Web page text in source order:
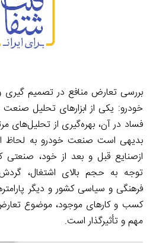
بررسی تعارض منافع در تصمیم
خودرو: یکی از ابزارهای تحلیل
فساد در آن، بهره‌گیری از تحلیل‌های
بدیهی است صنعت خودرو به لحاظ
ازصنایع قبل و بعد از خود،
توجه به حجم بالای اشتغال،
فرهنگی و سیاسی کشور و دیگر
کسب و کارهای موجود، موضوع
مهم و تأثیرگذار است.